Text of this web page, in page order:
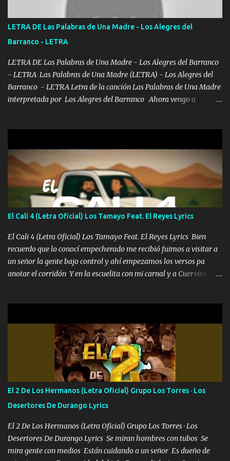
de este León los estatales no sé esperaron Al tiro esta la PrimiZa
también la nueve que cargo al lado doy la mano al que su amigo y
al traicionero damos pa abajo Y No me paran aquí hay pa más
pues hay charola les voy a dar hasta topar pues no hay de otra...
LETRA DE Las Palabras de Una Madre - Los Alegres del
Barranco - LETRA
LETRA DE Las Palabras de Una Madre - Los Alegres del Barranco
- LETRA Las Palabras de Una Madre (LETRA) - Los Alegres del
Barranco - LETRA Letra de la canción Las Palabras de Una Madre
interpretada por Los Alegres del Barranco Ahora vengo a
quiso, él tiempo sigue pasando y nunca te olvidaremos, aquí
seguiré esperando hasta volvernos a vernos El recuerdo que yo
tengo de mi mente no se va, en mi corazón me llevo lo mismo que
tu papá, a veces me pongo triste porque no puedo mirarte, mas se
que tu me escuchas porque tu eres mi gran ángel, El desespero me
llega para reunirme contigo, tu iluminas mi sendero por siempre
serás mi niño, del amor que yo te tengo es co...
El Cali 4 (Letra Oficial) Los Tamayo Feat. El Reyes Lyrics
El Cali 4 (Letra Oficial) Los Tamayo Feat. El Reyes Lyrics Bien
recuerdo que lo conocí empecherado me recibió fuimos a visitar a
un señor la gente bajo control y ahí empezamos los versos pa
anotar el corridón Y en la escuelita con mi carnal y a Cuervito
camisa es color Verde y peleam0s la Bandera por todita a la ciudad
con los drones patrullando la Frontera De Tijuana Bulevares
Bellas Artes me ve en las blancas ya hace falta mi APA FLACO
verde se le extraña pa que sepan Aquí Pura GENTE DE LA RANA 🐸
POR CLAVE ES EL CALI 4 EN LA CIUDAD TIJUANA Música Al
tirante andamos mi carnal atento a cualquier necesidad no porque
se ve limpio el camino nos confiamos al andar y nunca con la
misma piedra me vuelvo a tropezar Cuando ando de enamorado
en corto me tiró a per...
El 2 De Los Hermanos (Letra Oficial) Grupo Los Torres · Los
Desertores De Durango Lyrics
El 2 De Los Hermanos (Letra Oficial) Grupo Los Torres · Los
Desertores De Durango Lyrics Se miran hombres con tubos Se
mira gente con medios Están cuidando a un señor Es dueño de